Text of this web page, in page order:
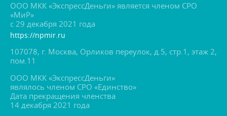
ООО МКК «ЭкспрессДеньги» является членом СРО
«МиР»
с 29 декабря 2021 года
https://npmir.ru
107078, г. Москва, Орликов переулок, д.5, стр.1, этаж 2,
пом.11
ООО МКК «ЭкспрессДеньги»
являлось членом СРО «Единство»
Дата прекращения членства
14 декабря 2021 года